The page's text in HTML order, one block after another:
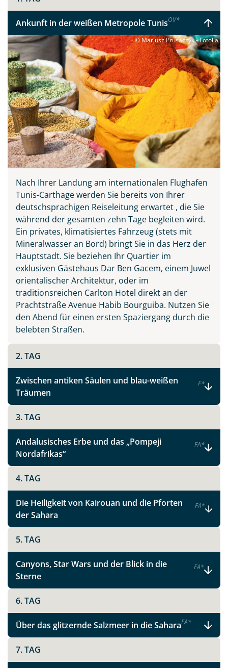
Auf Ihrem Weg zurück an die Küste erwarten Sie
kulinarische Highlights wie ein römischer Kochabend in
El Jem und die beeindruckenden Höhlenwohnungen
von Matmata. Diese perfekt geplante Rundreise bietet
Ihnen maximale Abwechslung und höchsten Komfort –
von der ersten Begrüßung am Flughafen bis zum
persönlichen Check-in für Ihren Heimflug.
Ankunft in der weißen Metropole TunisOV*
© Mariusz Prusaczyk - Fotolia
Nach Ihrer Landung am internationalen Flughafen
Tunis-Carthage werden Sie bereits von Ihrer
deutschsprachigen Reiseleitung erwartet , die Sie
während der gesamten zehn Tage begleiten wird.
Ein privates, klimatisiertes Fahrzeug (stets mit
Mineralwasser an Bord) bringt Sie in das Herz der
Hauptstadt. Sie beziehen Ihr Quartier im
exklusiven Gästehaus Dar Ben Gacem, einem Juwel
orientalischer Architektur, oder im
traditionsreichen Carlton Hotel direkt an der
Prachtstraße Avenue Habib Bourguiba. Nutzen Sie
den Abend für einen ersten Spaziergang durch die
belebten Straßen.
2. TAG
Zwischen antiken Säulen und blau-weißen
Träumen
F*
3. TAG
Andalusisches Erbe und das „Pompeji
Nordafrikas“
FA*
4. TAG
Die Heiligkeit von Kairouan und die Pforten
der Sahara
FA*
5. TAG
Canyons, Star Wars und der Blick in die
Sterne
FA*
6. TAG
Über das glitzernde Salzmeer in die SaharaFA*
7. TAG